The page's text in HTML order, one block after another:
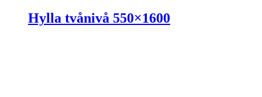
Hylla tvånivå 550×1600